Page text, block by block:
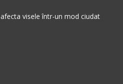
visele într-un mod ciudat